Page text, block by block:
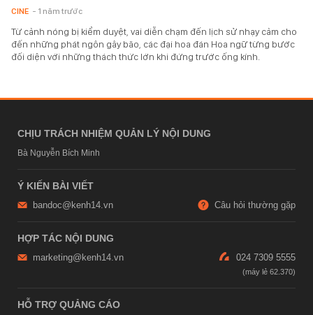
CINE - 1 năm trước
Từ cảnh nóng bị kiểm duyệt, vai diễn chạm đến lịch sử nhạy cảm cho
đến những phát ngôn gây bão, các đại hoa đán Hoa ngữ từng bước
đối diện với những thách thức lớn khi đứng trước ống kính.
CHỊU TRÁCH NHIỆM QUẢN LÝ NỘI DUNG
Bà Nguyễn Bích Minh
Ý KIẾN BÀI VIẾT
bandoc@kenh14.vn Câu hỏi thường gặp
HỢP TÁC NỘI DUNG
marketing@kenh14.vn 024 7309 5555
HỖ TRỢ QUẢNG CÁO